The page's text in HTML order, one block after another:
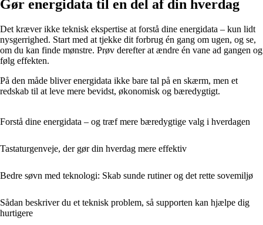
Gør energidata til en del af din hverdag
Det kræver ikke teknisk ekspertise at forstå dine energidata – kun lidt
nysgerrighed. Start med at tjekke dit forbrug én gang om ugen, og se,
om du kan finde mønstre. Prøv derefter at ændre én vane ad gangen og
følg effekten.
På den måde bliver energidata ikke bare tal på en skærm, men et
redskab til at leve mere bevidst, økonomisk og bæredygtigt.
Forstå dine energidata – og træf mere bæredygtige valg i hverdagen
Tastaturgenveje, der gør din hverdag mere effektiv
Bedre søvn med teknologi: Skab sunde rutiner og det rette sovemiljø
Sådan beskriver du et teknisk problem, så supporten kan hjælpe dig
hurtigere